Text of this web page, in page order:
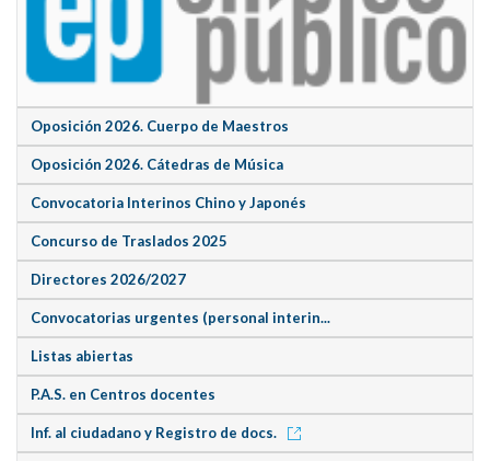
Oposición 2026. Cuerpo de Maestros
Oposición 2026. Cátedras de Música
Convocatoria Interinos Chino y Japonés
Concurso de Traslados 2025
Directores 2026/2027
Convocatorias urgentes (personal interin...
Listas abiertas
P.A.S. en Centros docentes
Inf. al ciudadano y Registro de docs.